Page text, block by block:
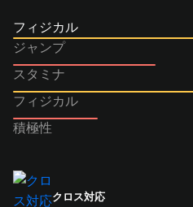
フィジカル
ジャンプ
スタミナ
フィジカル
積極性
クロス対応